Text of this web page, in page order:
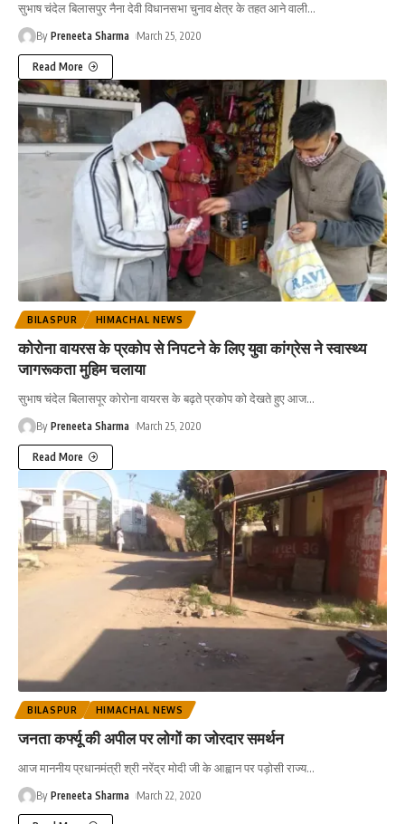
सुभाष चंदेल बिलासपुर नैना देवी विधानसभा चुनाव क्षेत्र के तहत आने वाली…
By Preneeta Sharma March 25, 2020
Read More
BILASPUR HIMACHAL NEWS
कोरोना वायरस के प्रकोप से निपटने के लिए युवा कांग्रेस ने स्वास्थ्य
जागरूकता मुहिम चलाया
सुभाष चंदेल बिलासपूर कोरोना वायरस के बढ़ते प्रकोप को देखते हुए आज…
By Preneeta Sharma March 25, 2020
Read More
BILASPUR HIMACHAL NEWS
जनता कर्फ्यू की अपील पर लोगों का जोरदार समर्थन
आज माननीय प्रधानमंत्री श्री नरेंद्र मोदी जी के आह्वान पर पड़ोसी राज्य…
By Preneeta Sharma March 22, 2020